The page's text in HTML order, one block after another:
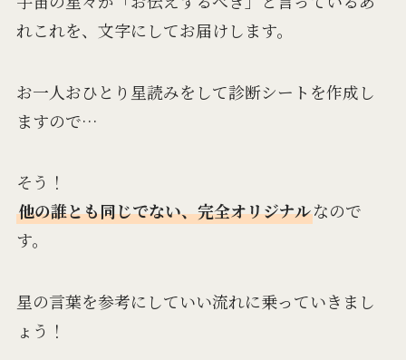
れこれを、文字にしてお届けします。
お一人おひとり星読みをして診断シートを作成し
ますので…
そう！
他の誰とも同じでない、完全オリジナルなので
す。
星の言葉を参考にしていい流れに乗っていきまし
ょう！